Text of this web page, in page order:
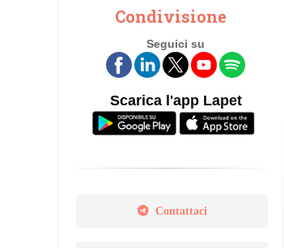
Contatti
Legge 14
Norma Uni
Condivisione
Seguici su
Scarica l'app Lapet
Contattaci